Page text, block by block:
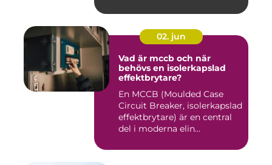
02. jun
Vad är mccb och när
behövs en isolerkapslad
effektbrytare?
En MCCB (Moulded Case
Circuit Breaker, isolerkapslad
effektbrytare) är en central
del i moderna elin...